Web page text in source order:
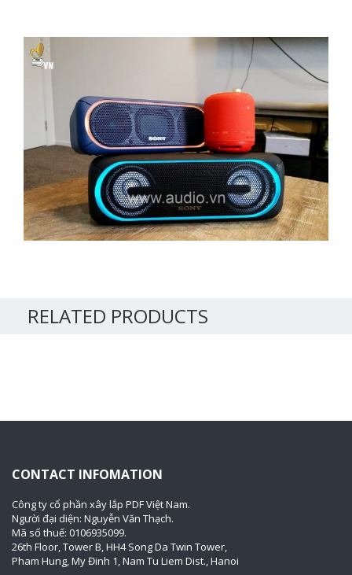
RELATED PRODUCTS
CONTACT INFOMATION
Công ty cổ phần xây lắp PDF Việt Nam.
Người đại diện: Nguyễn Văn Thạch.
Mã số thuế: 0106935099.
26th Floor, Tower B, HH4 Song Da Twin Tower,
Pham Hung, My Đinh 1, Nam Tu Liem Dist., Hanoi